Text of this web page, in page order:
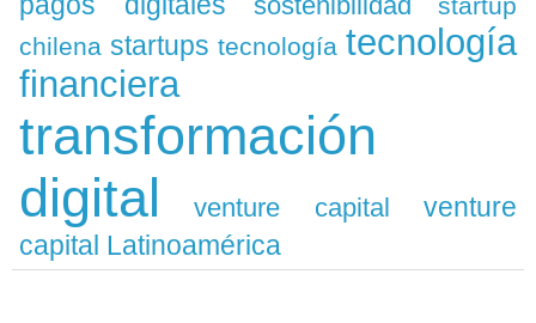
chilena startups tecnología tecnología
financiera
transformación
digital
venture capital
venture
capital Latinoamérica